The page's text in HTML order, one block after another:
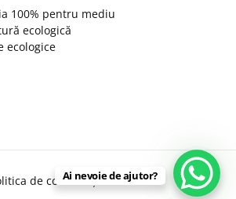
100% pentru mediu
ecologică
ecologice
de confidențialitate
Ai nevoie de ajutor?